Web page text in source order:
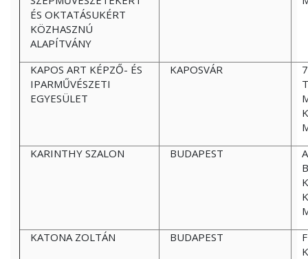
ÉS OKTATÁSUKÉRT
KÖZHASZNÚ
ALAPÍTVÁNY
KAPOS ART KÉPZŐ- ÉS
IPARMŰVÉSZETI
EGYESÜLET
KAPOSVÁR
KARINTHY SZALON
BUDAPEST
KATONA ZOLTÁN
BUDAPEST